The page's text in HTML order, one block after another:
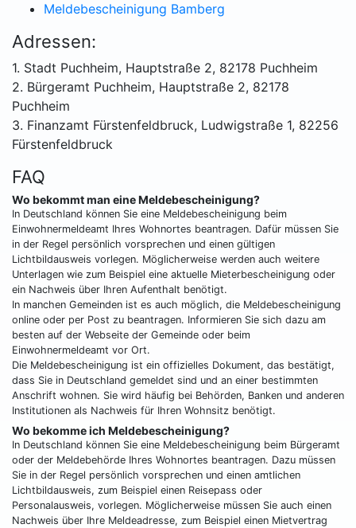
Meldebescheinigung Bamberg
Adressen:
1. Stadt Puchheim, Hauptstraße 2, 82178 Puchheim
2. Bürgeramt Puchheim, Hauptstraße 2, 82178
Puchheim
3. Finanzamt Fürstenfeldbruck, Ludwigstraße 1, 82256
Fürstenfeldbruck
FAQ
Wo bekommt man eine Meldebescheinigung?
In Deutschland können Sie eine Meldebescheinigung beim
Einwohnermeldeamt Ihres Wohnortes beantragen. Dafür müssen Sie
in der Regel persönlich vorsprechen und einen gültigen
Lichtbildausweis vorlegen. Möglicherweise werden auch weitere
Unterlagen wie zum Beispiel eine aktuelle Mieterbescheinigung oder
ein Nachweis über Ihren Aufenthalt benötigt.
In manchen Gemeinden ist es auch möglich, die Meldebescheinigung
online oder per Post zu beantragen. Informieren Sie sich dazu am
besten auf der Webseite der Gemeinde oder beim
Einwohnermeldeamt vor Ort.
Die Meldebescheinigung ist ein offizielles Dokument, das bestätigt,
dass Sie in Deutschland gemeldet sind und an einer bestimmten
Anschrift wohnen. Sie wird häufig bei Behörden, Banken und anderen
Institutionen als Nachweis für Ihren Wohnsitz benötigt.
Wo bekomme ich Meldebescheinigung?
In Deutschland können Sie eine Meldebescheinigung beim Bürgeramt
oder der Meldebehörde Ihres Wohnortes beantragen. Dazu müssen
Sie in der Regel persönlich vorsprechen und einen amtlichen
Lichtbildausweis, zum Beispiel einen Reisepass oder
Personalausweis, vorlegen. Möglicherweise müssen Sie auch einen
Nachweis über Ihre Meldeadresse, zum Beispiel einen Mietvertrag